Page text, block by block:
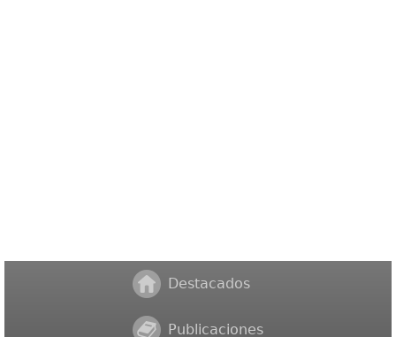
Destacados
Publicaciones